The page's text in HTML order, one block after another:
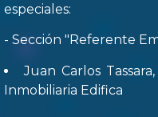
especiales:
- Sección "Referente
Juan Carlos
Inmobiliaria Edifica